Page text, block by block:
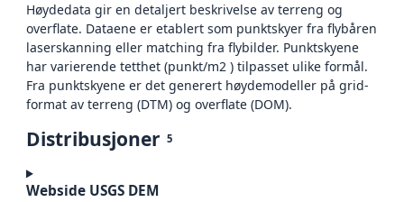
Høydedata gir en detaljert beskrivelse av terreng og
overflate. Dataene er etablert som punktskyer fra flybåren
laserskanning eller matching fra flybilder. Punktskyene
har varierende tetthet (punkt/m2 ) tilpasset ulike formål.
Fra punktskyene er det generert høydemodeller på grid-
format av terreng (DTM) og overflate (DOM).
Distribusjoner 5
Webside USGS DEM